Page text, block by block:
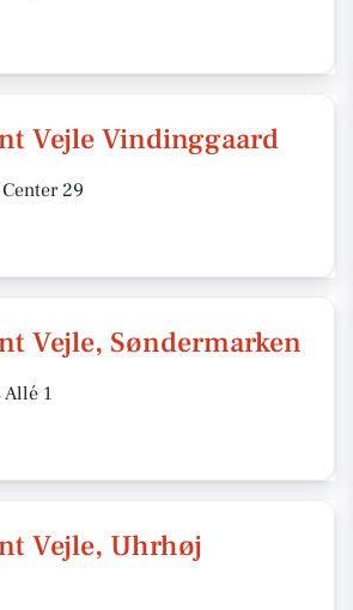
Vejle Vindinggaard
29
Vejle, Søndermarken
Allé 1
Vejle, Uhrhøj